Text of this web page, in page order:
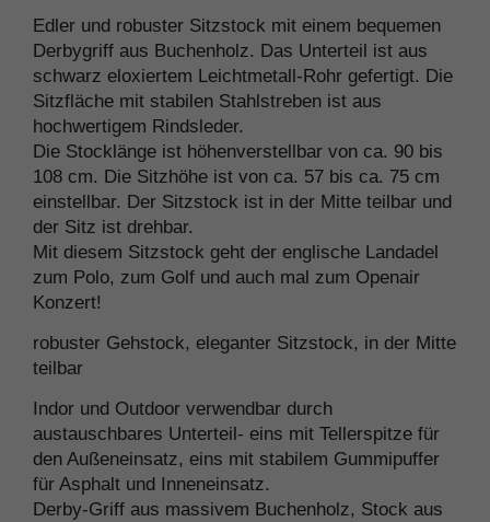
Edler und robuster Sitzstock mit einem bequemen
Derbygriff aus Buchenholz. Das Unterteil ist aus
schwarz eloxiertem Leichtmetall-Rohr gefertigt. Die
Sitzfläche mit stabilen Stahlstreben ist aus
hochwertigem Rindsleder.
Die Stocklänge ist höhenverstellbar von ca. 90 bis
108 cm. Die Sitzhöhe ist von ca. 57 bis ca. 75 cm
einstellbar. Der Sitzstock ist in der Mitte teilbar und
der Sitz ist drehbar.
Mit diesem Sitzstock geht der englische Landadel
zum Polo, zum Golf und auch mal zum Openair
Konzert!
robuster Gehstock, eleganter Sitzstock, in der Mitte
teilbar
Indor und Outdoor verwendbar durch
austauschbares Unterteil- eins mit Tellerspitze für
den Außeneinsatz, eins mit stabilem Gummipuffer
für Asphalt und Inneneinsatz.
Derby-Griff aus massivem Buchenholz, Stock aus